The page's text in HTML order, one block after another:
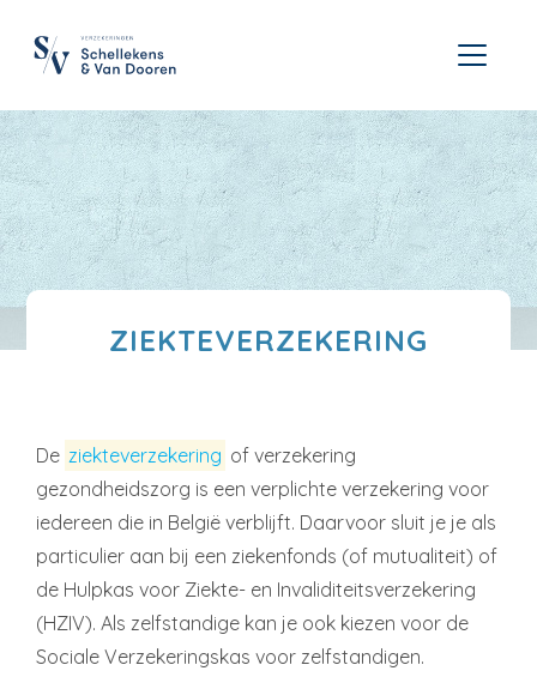
ZIEKTEVERZEKERING
De ziekteverzekering of verzekering
gezondheidszorg is een verplichte verzekering voor
iedereen die in België verblijft. Daarvoor sluit je je als
particulier aan bij een ziekenfonds (of mutualiteit) of
de Hulpkas voor Ziekte- en Invaliditeitsverzekering
(HZIV). Als zelfstandige kan je ook kiezen voor de
Sociale Verzekeringskas voor zelfstandigen.